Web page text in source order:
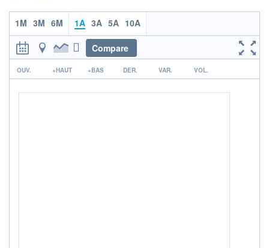
CTO BUSINESS
Non éligible Boursobank
ACTIF NET (EUR)
152M / 30.09.15
NOTATION MORNINGSTAR ⁽¹⁾
1M 3M 6M 1A 3A 5A 10A
Compare
r
OUV. +HAUT +BAS DER. VAR. VOL.